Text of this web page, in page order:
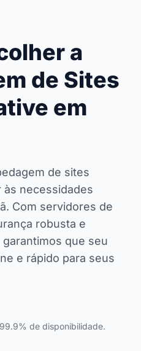
a
de Sites
em
de sites
às necessidades
Com servidores de
robusta e
que seu
e rápido para seus
de disponibilidade.